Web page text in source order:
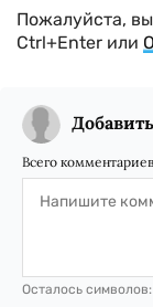
Пожалуйста,
Ctrl+Enter или
Всего
Осталось символов: